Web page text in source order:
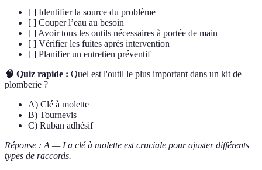
[ ] Identifier la source du problème
[ ] Couper l’eau au besoin
[ ] Avoir tous les outils nécessaires à portée de main
[ ] Vérifier les fuites après intervention
[ ] Planifier un entretien préventif
🧠 Quiz rapide : Quel est l'outil le plus important dans un kit de
plomberie ?
A) Clé à molette
B) Tournevis
C) Ruban adhésif
Réponse : A — La clé à molette est cruciale pour ajuster différents
types de raccords.